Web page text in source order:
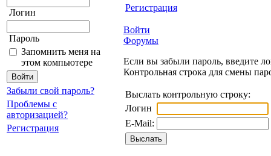
Логин
Пароль
Запомнить меня на
этом компьютере
Забыли свой пароль?
Проблемы с
авторизацией?
Регистрация
Регистрация
Войти
Форумы
Если вы забыли пароль, введите
Контрольная строка для смены
Выслать контрольную строку:
Логин
E-Mail: